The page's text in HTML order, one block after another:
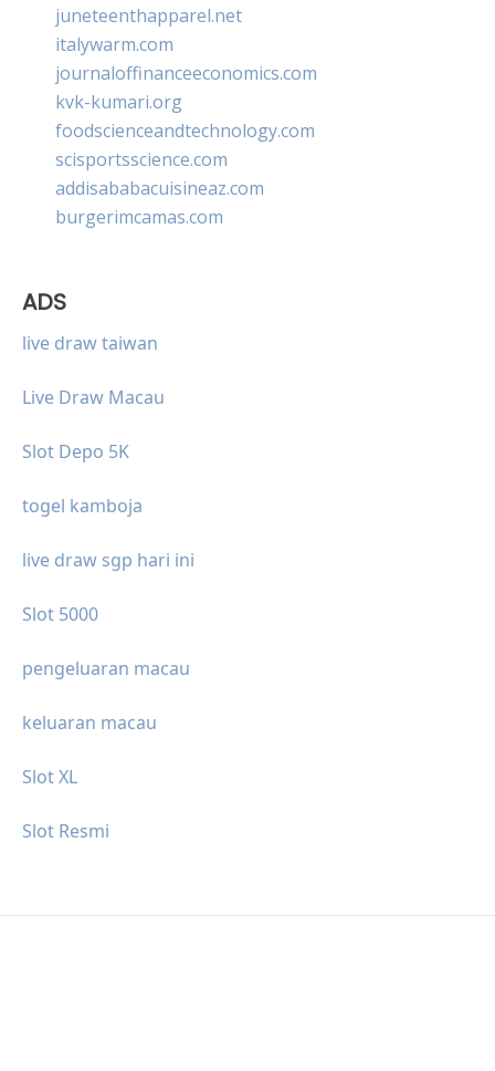
juneteenthapparel.net
italywarm.com
journaloffinanceeconomics.com
kvk-kumari.org
foodscienceandtechnology.com
scisportsscience.com
addisababacuisineaz.com
burgerimcamas.com
ADS
live draw taiwan
Live Draw Macau
Slot Depo 5K
togel kamboja
live draw sgp hari ini
Slot 5000
pengeluaran macau
keluaran macau
Slot XL
Slot Resmi